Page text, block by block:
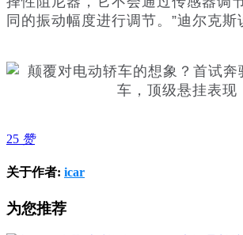
同的振动幅度进行调节。”迪尔克斯
25 赞
关于作者: icar
为您推荐